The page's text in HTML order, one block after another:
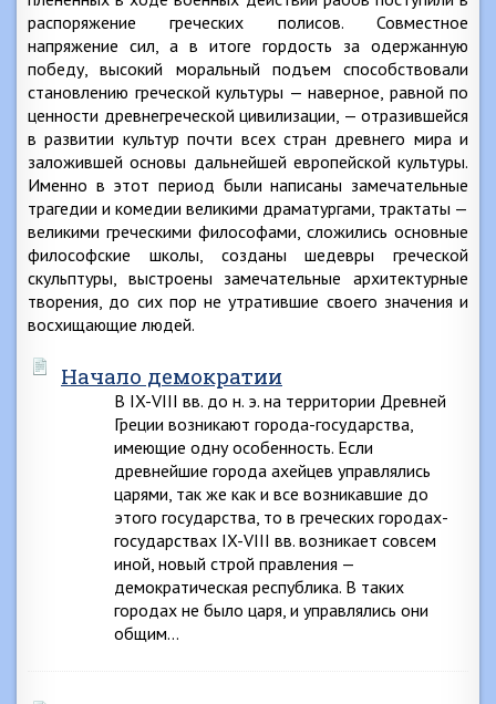
распоряжение греческих полисов. Совместное
напряжение сил, а в итоге гордость за одержанную
победу, высокий моральный подъем способствовали
становлению греческой культуры — наверное, равной по
ценности древнегреческой цивилизации, — отразившейся
в развитии культур почти всех стран древнего мира и
заложившей основы дальнейшей европейской культуры.
Именно в этот период были написаны замечательные
трагедии и комедии великими драматургами, трактаты —
великими греческими философами, сложились основные
философские школы, созданы шедевры греческой
скульптуры, выстроены замечательные архитектурные
творения, до сих пор не утратившие своего значения и
восхищающие людей.
Начало демократии
В IX-VIII вв. до н. э. на территории Древней
Греции возникают города-государства,
имеющие одну особенность. Если
древнейшие города ахейцев управлялись
царями, так же как и все возникавшие до
этого государства, то в греческих городах-
государствах IX-VIII вв. возникает совсем
иной, новый строй правления —
демократическая республика. В таких
городах не было царя, и управлялись они
общим…